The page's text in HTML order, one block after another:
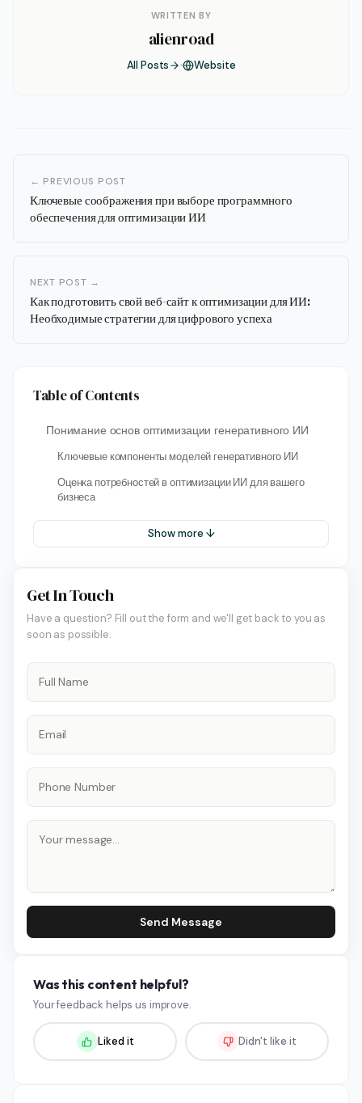
WRITTEN BY
alienroad
All Posts Website
← PREVIOUS POST
Ключевые соображения при выборе программного
обеспечения для оптимизации ИИ
NEXT POST →
Как подготовить свой веб-сайт к оптимизации для ИИ:
Необходимые стратегии для цифрового успеха
Table of Contents
Понимание основ оптимизации генеративного ИИ
Ключевые компоненты моделей генеративного ИИ
Оценка потребностей в оптимизации ИИ для вашего
бизнеса
Show more ↓
Get In Touch
Have a question? Fill out the form and we'll get back to you as
soon as possible.
Send Message
Was this content helpful?
Your feedback helps us improve.
Liked it Didn't like it